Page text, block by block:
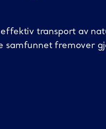
transport av
samfunnet fremover